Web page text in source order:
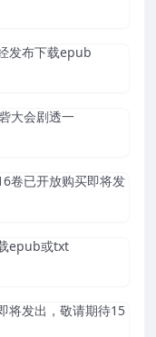
发布下载epub
大会剧透一
卷已开放购买即将发
epub或txt
将发出，敬请期待15